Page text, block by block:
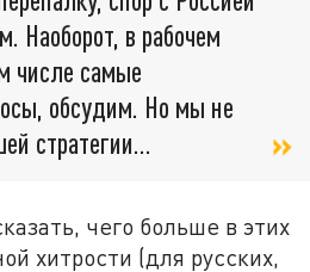
Наоборот, в рабочем
числе самые
обсудим. Но мы не
стратегии…
чего больше в этих
хитрости (для русских,